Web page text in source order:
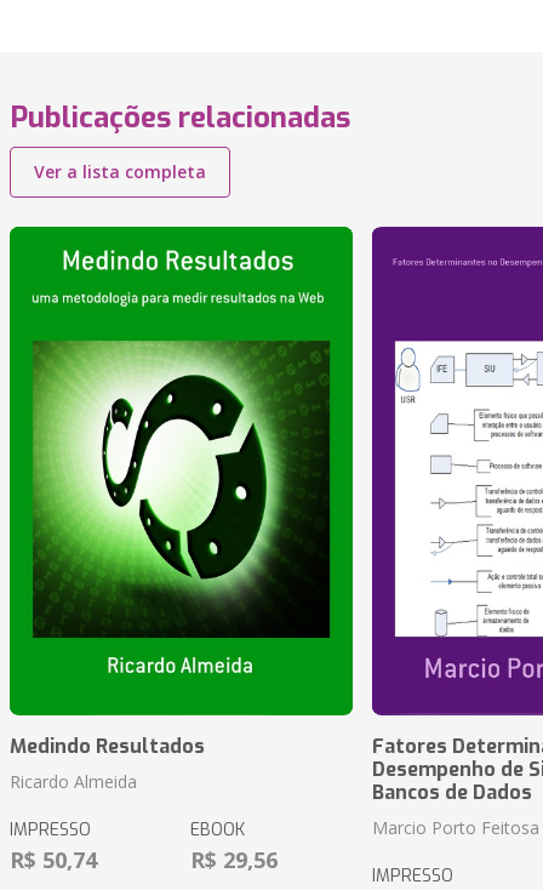
Publicações relacionadas
Ver a lista completa
Medindo Resultados
Ricardo Almeida
IMPRESSO
R$ 50,74
EBOOK
R$ 29,56
Fatores
Desempenho de
Bancos de Dados
Marcio Porto Feitosa
IMPRESSO